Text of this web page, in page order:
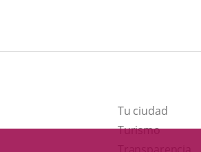
Tu ciudad
TurismoEste